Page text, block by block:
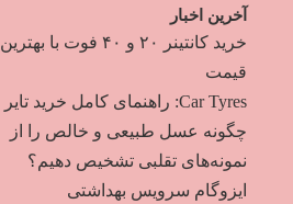
آخرین اخبار
خرید کانتینر ۲۰ و ۴۰ فوت با بهترین
قیمت
Car Tyres: راهنمای کامل خرید تایر
چگونه عسل طبیعی و خالص را از
نمونه‌های تقلبی تشخیص دهیم؟
ایزوگام سرویس بهداشتی